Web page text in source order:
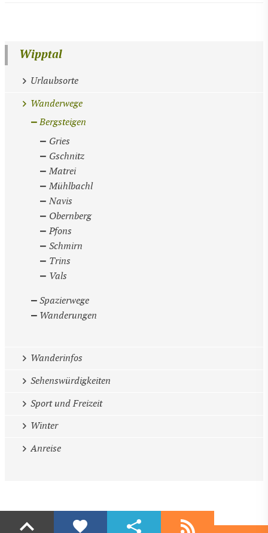
Wipptal
Urlaubsorte
Wanderwege
Bergsteigen
Gries
Gschnitz
Matrei
Mühlbachl
Navis
Obernberg
Pfons
Schmirn
Trins
Vals
Spazierwege
Wanderungen
Wanderinfos
Sehenswürdigkeiten
Sport und Freizeit
Winter
Anreise